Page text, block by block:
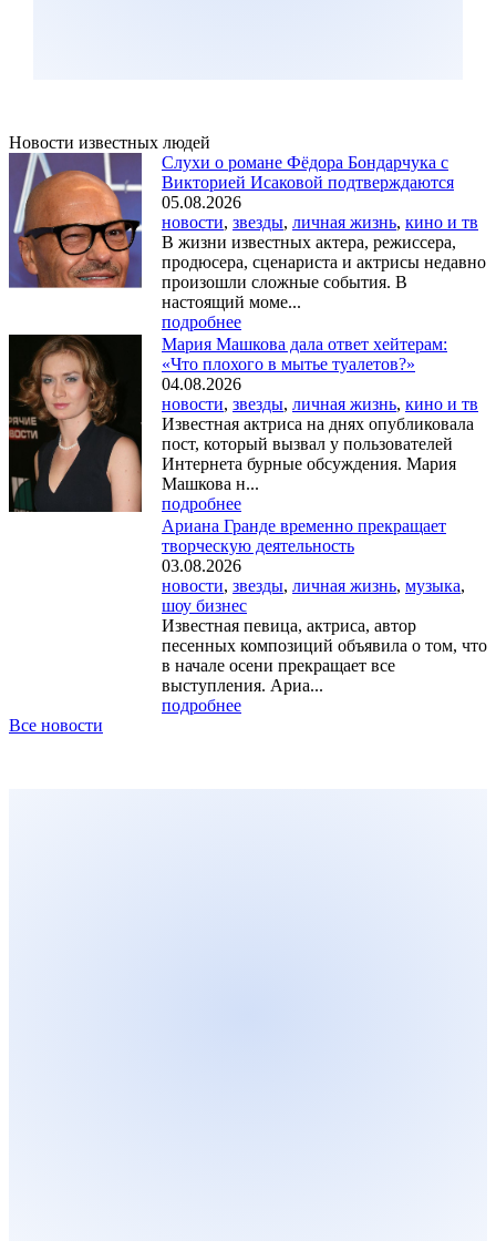
Новости известных людей
Слухи о романе Фёдора Бондарчука с
Викторией Исаковой подтверждаются
05.08.2026
новости, звезды, личная жизнь, кино и тв
В жизни известных актера, режиссера,
продюсера, сценариста и актрисы недавно
произошли сложные события. В
настоящий моме...
подробнее
Мария Машкова дала ответ хейтерам:
«Что плохого в мытье туалетов?»
04.08.2026
новости, звезды, личная жизнь, кино и тв
Известная актриса на днях опубликовала
пост, который вызвал у пользователей
Интернета бурные обсуждения. Мария
Машкова н...
подробнее
Ариана Гранде временно прекращает
творческую деятельность
03.08.2026
новости, звезды, личная жизнь, музыка,
шоу бизнес
Известная певица, актриса, автор
песенных композиций объявила о том, что
в начале осени прекращает все
выступления. Ариа...
подробнее
Все новости